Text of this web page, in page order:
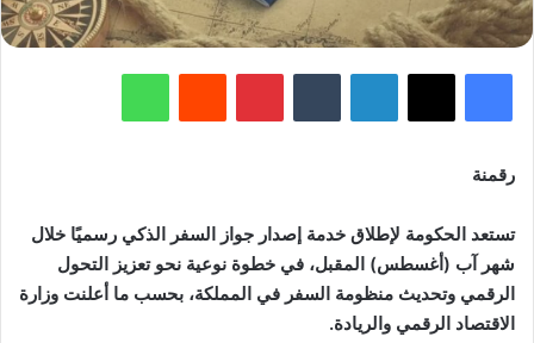
فيسبوك لينكدإن بينتيريست
رقمنة
تستعد الحكومة لإطلاق خدمة إصدار جواز السفر الذكي رسميًا خلال
شهر آب (أغسطس) المقبل، في خطوة نوعية نحو تعزيز التحول
الرقمي وتحديث منظومة السفر في المملكة، بحسب ما أعلنت وزارة
الاقتصاد الرقمي والريادة.